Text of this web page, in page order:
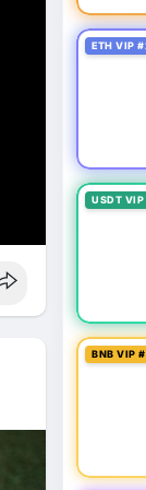
ETH VIP
USDT
BNB VIP